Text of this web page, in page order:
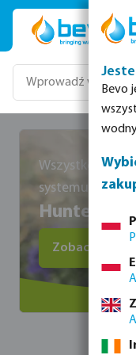
Przejdź do głównej
Wszystko, co
systemu
Hunter
Zobacz
Bevo